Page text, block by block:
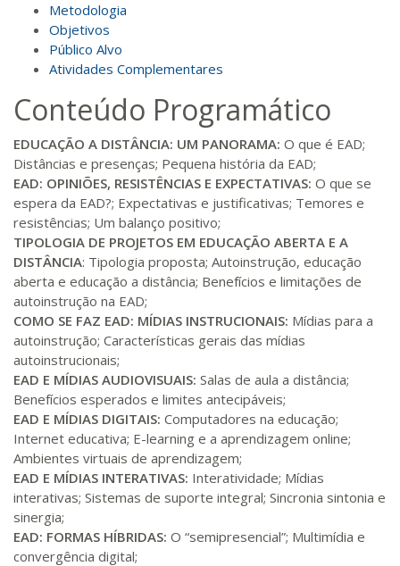
160 H 20dias
180 H 23dias 90dias
R$ 892,23
200 H 25dias 90dias
R$ 991,36
Matricular
220 H 28dias 90dias
R$ 1.090,51
Matricular
240 H 30dias 90dias
R$ 1.189,66
Matricular
260 H 33dias 90dias
R$ 1.288,78
280 H 35 dias 120dias
Matricular
300 H 38dias 120dias
Matricular
Metodologia
Objetivos
Público Alvo
Atividades Complementares
Conteúdo Programático
EDUCAÇÃO A DISTÂNCIA: UM PANORAMA: O que é EAD;
Distâncias e presenças; Pequena história da EAD;
EAD: OPINIÕES, RESISTÊNCIAS E EXPECTATIVAS: O que se
espera da EAD?; Expectativas e justificativas; Temores e
resistências; Um balanço positivo;
TIPOLOGIA DE PROJETOS EM EDUCAÇÃO ABERTA E A
DISTÂNCIA: Tipologia proposta; Autoinstrução, educação
aberta e educação a distância; Benefícios e limitações de
autoinstrução na EAD;
COMO SE FAZ EAD: MÍDIAS INSTRUCIONAIS: Mídias para a
autoinstrução; Características gerais das mídias
autoinstrucionais;
EAD E MÍDIAS AUDIOVISUAIS: Salas de aula a distância;
Benefícios esperados e limites antecipáveis;
EAD E MÍDIAS DIGITAIS: Computadores na educação;
Internet educativa; E-learning e a aprendizagem online;
Ambientes virtuais de aprendizagem;
EAD E MÍDIAS INTERATIVAS: Interatividade; Mídias
interativas; Sistemas de suporte integral; Sincronia sintonia e
sinergia;
EAD: FORMAS HÍBRIDAS: O “semipresencial”; Multimídia e
convergência digital;